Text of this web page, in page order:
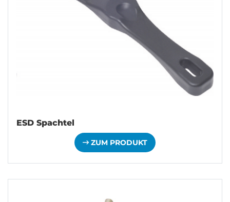
ESD Spachtel
ZUM PRODUKT